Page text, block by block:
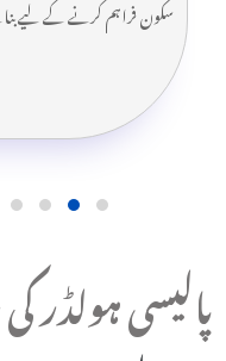
سکون فراہم کرنے کے لیے
کرنا ہو، یا معیاری دیکھ بھال
کیا ہے۔ صحت کی دیکھ
پالیسی ہولڈر